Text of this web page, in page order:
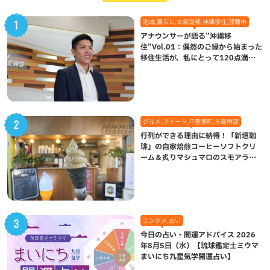
地域,暮らし,本島南部,沖縄移住,那覇市
アナウンサーが語る”沖縄移
住”Vol.01：偶然のご縁から始まった
移住生活が、私にとって120点満点
グルメ,スイーツ,八重瀬町,本島南部
行列ができる理由に納得！「新垣珈
琲」の自家焙煎コーヒーソフトクリ
ーム＆炙りマシュマロのスモアラテ
エンタメ,占い
今日の占い・開運アドバイス 2026
年8月5日（水）【琉球鑑定士ミウマ
まいにち九星気学開運占い】